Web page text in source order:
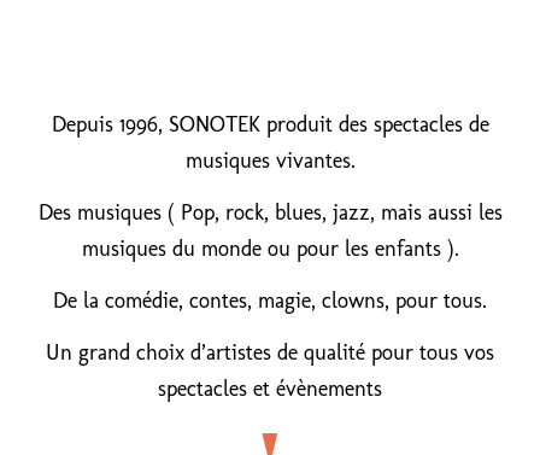
Depuis 1996, SONOTEK produit des spectacles de
musiques vivantes.
Des musiques ( Pop, rock, blues, jazz, mais aussi les
musiques du monde ou pour les enfants ).
De la comédie, contes, magie, clowns, pour tous.
Un grand choix d’artistes de qualité pour tous vos
spectacles et évènements